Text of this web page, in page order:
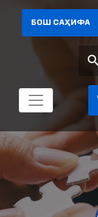
БОШ САҲИФА